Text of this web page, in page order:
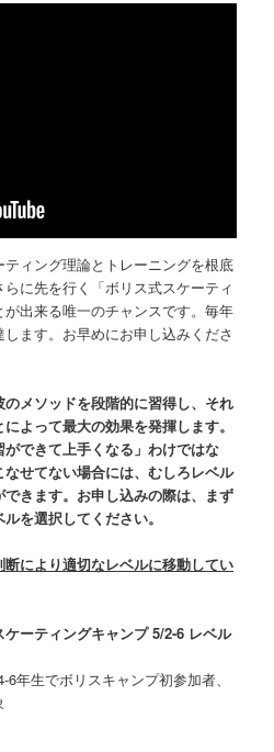
ィング理論とトレーニングを根底
に先を行く「ボリス式スケーティ
出来る唯一のチャンスです。毎年
ます。お早めにお申し込みくださ
メソッドを段階的に習得し、それ
よって最大の効果を発揮します。
ができて上手くなる」わけではな
せてない場合には、むしろレベル
きます。お申し込みの際は、まず
を選択してください。
断により適切なレベルに移動してい
ーティングキャンプ 5/2-6 レベル
年生でボリスキャンプ初参加者、